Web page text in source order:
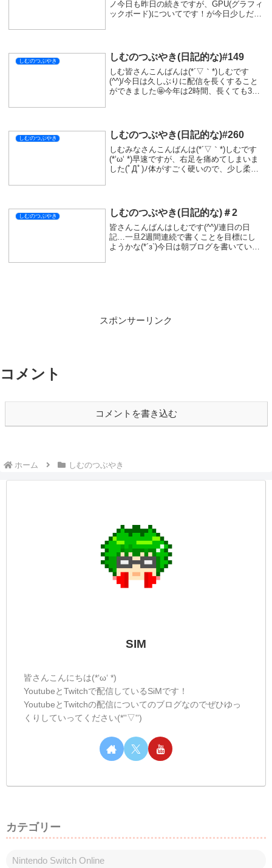
ノ今日も昨日の続きですが、GPU(グラフィ
ックボード)についてです！が今日少しだけ
しむのつぶやき しむのつぶやき(日記的な)#149
しむ皆さんこんばんは(*´▽｀*)しむです
(^^)/今日は久しぶりに配信を長くすること
ができました🤩今年は2時間、長くても3時
しむのつぶやき しむのつぶやき(日記的な)#260
しむみなさんこんばんは(*´▽｀*)しむです
(*‘ω‘ *)早速ですが、右足を痛めてしまいま
した(ﾟДﾟ)ﾉ体がすごく硬いので、少し柔ら
しむのつぶやき しむのつぶやき(日記的な)＃2
皆さんこんばんはしむです(^^)/連日の日
記…一旦2週間連続で書くことを目標にし
ようかな(*´з`)今日は朝ブログを書いていま
スポンサーリンク
コメント
コメントを書き込む
ホーム しむのつぶやき
SIM
皆さんこんにちは(*‘ω‘ *)
YoutubeとTwitchで配信しているSiMです！
YoutubeとTwitchの配信についてのブログなのでぜひゆっ
くりしていってください(*''▽'')
カテゴリー
Nintendo Switch Online